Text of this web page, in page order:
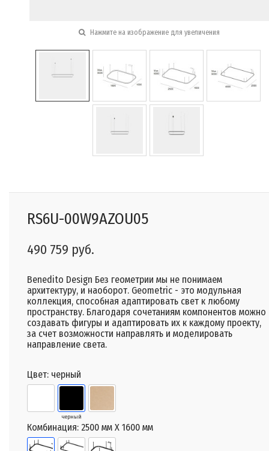
Нажмите на изображение для увеличения
RS6U-00W9AZOU05
490 759 руб.
Benedito Design Без геометрии мы не понимаем
архитектуру, и наоборот. Geometric - это модульная
коллекция, способная адаптировать свет к любому
пространству. Благодаря сочетаниям компонентов можно
создавать фигуры и адаптировать их к каждому проекту,
за счет возможности направлять и моделировать
направление света.
Цвет: черный
черный
Комбинация: 2500 мм X 1600 мм